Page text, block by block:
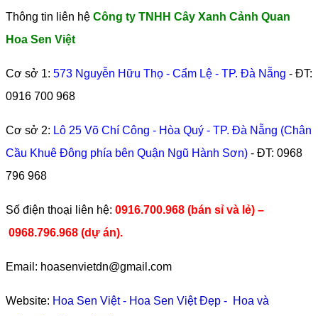
Thông tin liên hệ Công ty TNHH Cây Xanh Cảnh Quan
Hoa Sen Việt
Cơ sở 1: 573 Nguyễn Hữu Thọ - Cẩm Lệ - TP. Đà Nẵng - ĐT:
0916 700 968
Cơ sở 2: Lô 25 Võ Chí Công - Hòa Quý - TP. Đà Nẵng (Chân
Cầu Khuê Đông phía bên Quận Ngũ Hành Sơn) - ĐT: 0968
796 968
​Số điện thoại liên hệ: 0916.700.968 (bán sỉ và lẻ) –
0968.796.968 (dự án).
Email: hoasenvietdn@gmail.com
Website: Hoa Sen Việt- Hoa Sen Việt Đẹp - Hoa và